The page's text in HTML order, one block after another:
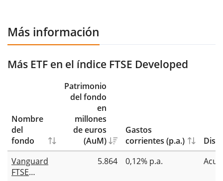
Más información
Más ETF en el índice FTSE Developed
Nombre
del
fondo
Patrimonio
del fondo
en
millones
de euros
(AuM)
Gastos
corrientes (p.a.)
Vanguard
FTSE
5.864 0,12% p.a.